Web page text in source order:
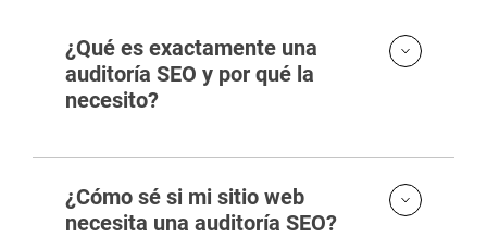
m
¿Qué es exactamente una
auditoría SEO y por qué la
necesito?
¿Cómo sé si mi sitio web
necesita una auditoría SEO?